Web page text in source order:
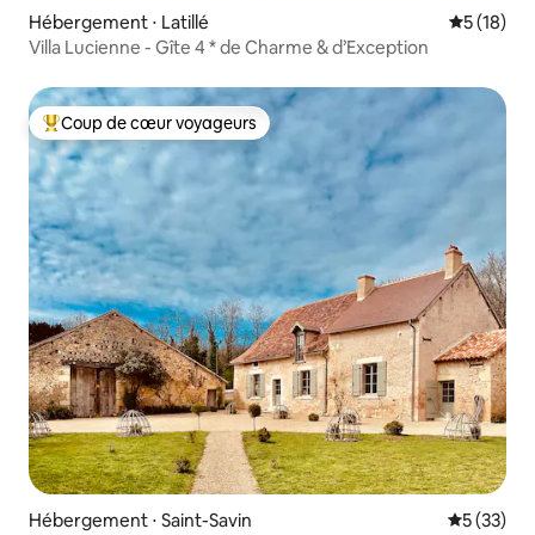
Hébergement ⋅ Latillé
5 (18)
Villa Lucienne - Gîte 4 * de Charme & d’Exception
Coups de cœur voyageurs les plus appréciés
Coup de cœur voyageurs
Hébergement ⋅ Saint-Savin
5 (33)